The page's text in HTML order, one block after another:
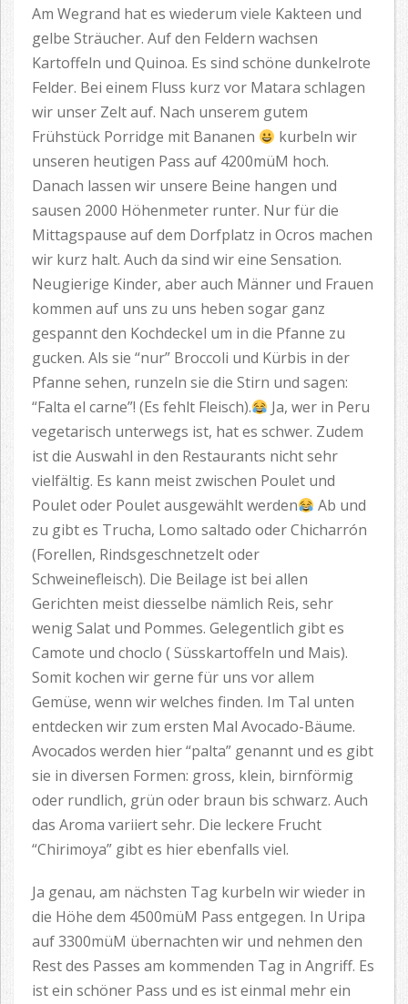
Am Wegrand hat es wiederum viele Kakteen und
gelbe Sträucher. Auf den Feldern wachsen
Kartoffeln und Quinoa. Es sind schöne dunkelrote
Felder. Bei einem Fluss kurz vor Matara schlagen
wir unser Zelt auf. Nach unserem gutem
Frühstück Porridge mit Bananen
kurbeln wir
unseren heutigen Pass auf 4200müM hoch.
Danach lassen wir unsere Beine hangen und
sausen 2000 Höhenmeter runter. Nur für die
Mittagspause auf dem Dorfplatz in Ocros machen
wir kurz halt. Auch da sind wir eine Sensation.
Neugierige Kinder, aber auch Männer und Frauen
kommen auf uns zu uns heben sogar ganz
gespannt den Kochdeckel um in die Pfanne zu
gucken. Als sie “nur” Broccoli und Kürbis in der
Pfanne sehen, runzeln sie die Stirn und sagen:
“Falta el carne”! (Es fehlt Fleisch).
Ja, wer in Peru
vegetarisch unterwegs ist, hat es schwer. Zudem
ist die Auswahl in den Restaurants nicht sehr
vielfältig. Es kann meist zwischen Poulet und
Poulet oder Poulet ausgewählt werden
Ab und
zu gibt es Trucha, Lomo saltado oder Chicharrón
(Forellen, Rindsgeschnetzelt oder
Schweinefleisch). Die Beilage ist bei allen
Gerichten meist diesselbe nämlich Reis, sehr
wenig Salat und Pommes. Gelegentlich gibt es
Camote und choclo ( Süsskartoffeln und Mais).
Somit kochen wir gerne für uns vor allem
Gemüse, wenn wir welches finden. Im Tal unten
entdecken wir zum ersten Mal Avocado-Bäume.
Avocados werden hier “palta” genannt und es gibt
sie in diversen Formen: gross, klein, birnförmig
oder rundlich, grün oder braun bis schwarz. Auch
das Aroma variiert sehr. Die leckere Frucht
“Chirimoya” gibt es hier ebenfalls viel.
Ja genau, am nächsten Tag kurbeln wir wieder in
die Höhe dem 4500müM Pass entgegen. In Uripa
auf 3300müM übernachten wir und nehmen den
Rest des Passes am kommenden Tag in Angriff. Es
ist ein schöner Pass und es ist einmal mehr ein